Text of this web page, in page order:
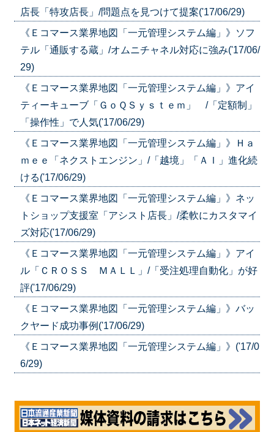
店長「特攻店長」/問題点を見つけて提案('17/06/29)
《Ｅコマース業界地図「一元管理システム編」》ソフ
テル「通販する蔵」/オムニチャネル対応に強み('17/06/
29)
《Ｅコマース業界地図「一元管理システム編」》アイ
ティーキューブ「ＧｏＱＳｙｓｔｅｍ」 /「定額制」
「操作性」で人気('17/06/29)
《Ｅコマース業界地図「一元管理システム編」》Ｈａ
ｍｅｅ「ネクストエンジン」/「越境」「ＡＩ」進化続
ける('17/06/29)
《Ｅコマース業界地図「一元管理システム編」》ネッ
トショップ支援室「アシスト店長」/柔軟にカスタマイ
ズ対応('17/06/29)
《Ｅコマース業界地図「一元管理システム編」》アイ
ル「ＣＲＯＳＳ ＭＡＬＬ」/「受注処理自動化」が好
評('17/06/29)
《Ｅコマース業界地図「一元管理システム編」》バッ
クヤード成功事例('17/06/29)
《Ｅコマース業界地図「一元管理システム編」》('17/0
6/29)